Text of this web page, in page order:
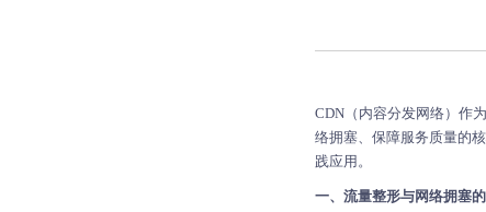
CDN（内容分发网络）作
络拥塞、保障服务质量的
践应用。
一、流量整形与网络拥塞